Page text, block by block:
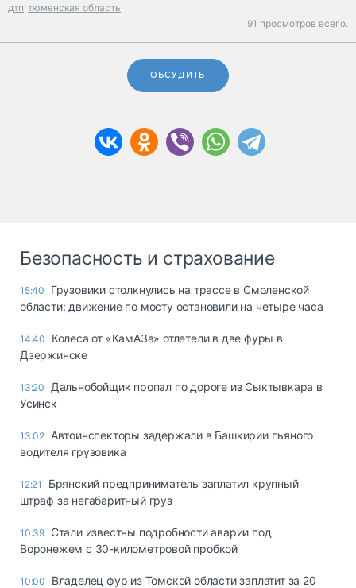
дтп тюменская область
91 просмотров всего.
ОБСУДИТЬ
Безопасность и страхование
15:40
Грузовики столкнулись на трассе в Смоленской
области: движение по мосту остановили на четыре часа
14:40
Колеса от «КамАЗа» отлетели в две фуры в
Дзержинске
13:20
Дальнобойщик пропал по дороге из Сыктывкара в
Усинск
13:02 Автоинспекторы задержали в Башкирии пьяного
водителя грузовика
12:21
Брянский предприниматель заплатил крупный
штраф за негабаритный груз
10:39 Стали известны подробности аварии под
Воронежем с 30-километровой пробкой
10:00
Владелец фур из Томской области заплатит за 20